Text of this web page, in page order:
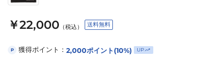
￥22,000 （税込） 送料無料
P 獲得ポイント： 2,000ポイント(10%) UP